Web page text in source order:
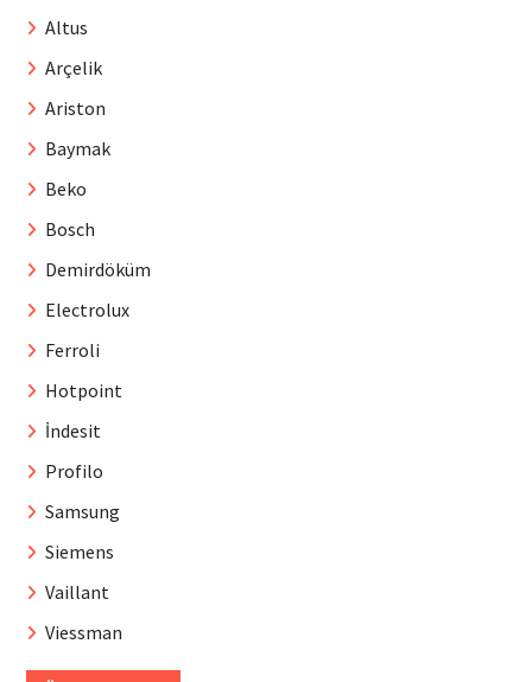
Altus
Arçelik
Ariston
Baymak
Beko
Bosch
Demirdöküm
Electrolux
Ferroli
Hotpoint
İndesit
Profilo
Samsung
Siemens
Vaillant
Viessman